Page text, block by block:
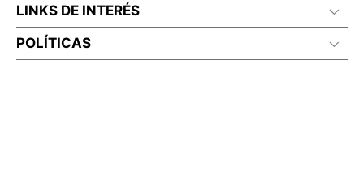
LINKS DE INTERÉS
POLÍTICAS